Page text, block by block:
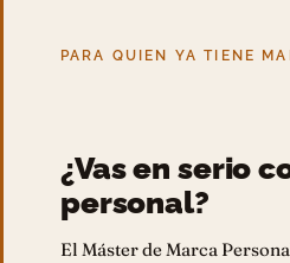
PARA QUIEN YA TIENE
¿Vas en serio
personal?
El Máster de Marca